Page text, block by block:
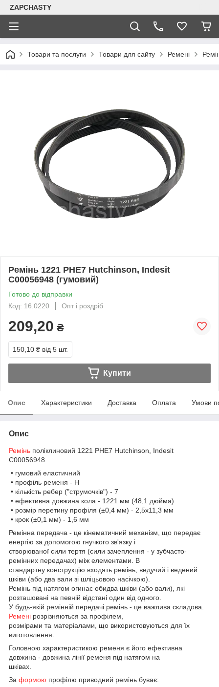
ZAPCHASTY
Товари та послуги Товари для сайту Ремені
Ремінь 1221 PHE7 Hutchinson, Indesit
C00056948 (гумовий)
Готово до відправки
Код: 16.0220
Опт і роздріб
209,20 ₴
150,10 ₴ від 5 шт.
Купити
Опис Характеристики Доставка Оплата Умови
Опис
Ремінь поліклиновий 1221 PHE7 Hutchinson, Indesit
C00056948
• гумовий еластичний
• профіль ременя - H
• кількість ребер ("струмочків") - 7
• ефективна довжина кола - 1221 мм (48,1 дюйма)
• розмір перетину профіля (±0,4 мм) - 2,5х11,3 мм
• крок (±0,1 мм) - 1,6 мм
Ремінна передача - це кінематичний механізм, що передає
енергію за допомогою гнучкого зв'язку і
створюваної сили тертя (сили зачеплення - у зубчасто-
ремінних передачах) між елементами. В
стандартну конструкцію входять ремінь, ведучий і ведений
шківи (або два вали зі шліцьовою насічкою).
Ремінь під натягом огинає обидва шківи (або вали), які
розташовані на певній відстані один від одного.
У будь-якій ремінній передачі ремінь - це важлива складова.
Ремені розрізняються за профілем,
розмірами та матеріалами, що використовуються для їх
виготовлення.
Головною характеристикою ременя є його ефективна
довжина - довжина лінії ременя під натягом на
шківах.
За формою профілю приводний ремінь буває: